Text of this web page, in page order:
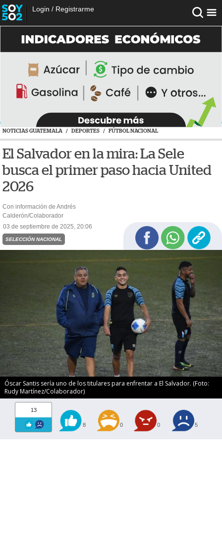
Login / Registrarme
NOTICIAS GUATEMALA / DEPORTES / FÚTBOL NACIONAL
El Salvador en la mira: La Sele
busca el primer paso hacia United
2026
Con información de Andrés
Calderón/Colaborador
03 de septiembre de 2025, 20:06
SELECCIÓN NACIONAL
Óscar Santis sería uno de los titulares para enfrentar a El Salvador. (Foto:
Rudy Martínez/Colaborador)
13
8 0 0 5